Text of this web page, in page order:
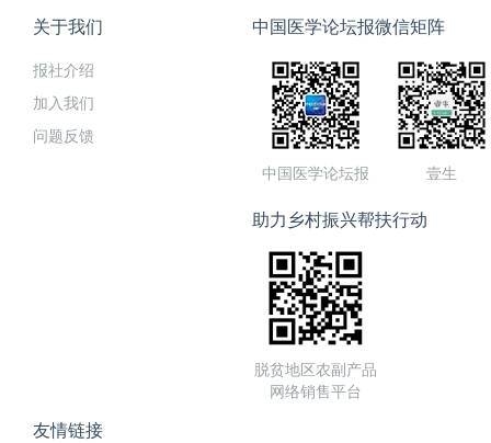
关于我们
报社介绍
加入我们
问题反馈
中国医学论坛报微信矩阵
中国医学论坛报 壹生
助力乡村振兴帮扶行动
脱贫地区农副产品
网络销售平台
友情链接